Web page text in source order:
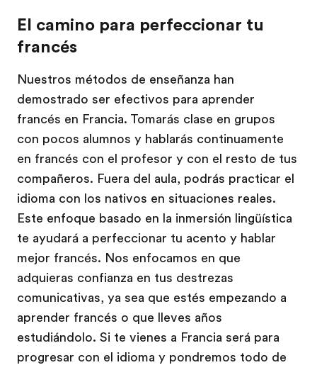
El camino para perfeccionar tu
francés
Nuestros métodos de enseñanza han
demostrado ser efectivos para aprender
francés en Francia. Tomarás clase en grupos
con pocos alumnos y hablarás continuamente
en francés con el profesor y con el resto de tus
compañeros. Fuera del aula, podrás practicar el
idioma con los nativos en situaciones reales.
Este enfoque basado en la inmersión lingüística
te ayudará a perfeccionar tu acento y hablar
mejor francés. Nos enfocamos en que
adquieras confianza en tus destrezas
comunicativas, ya sea que estés empezando a
aprender francés o que lleves años
estudiándolo. Si te vienes a Francia será para
progresar con el idioma y pondremos todo de